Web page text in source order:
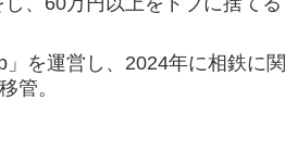
を運営し、2024年に相鉄に関
管。